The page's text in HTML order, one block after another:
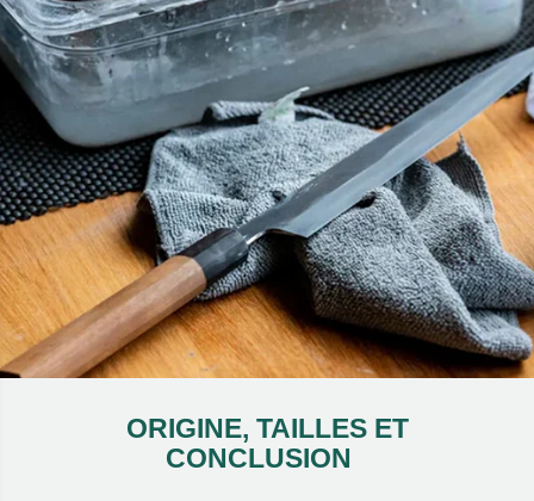
ORIGINE, TAILLES ET
CONCLUSION